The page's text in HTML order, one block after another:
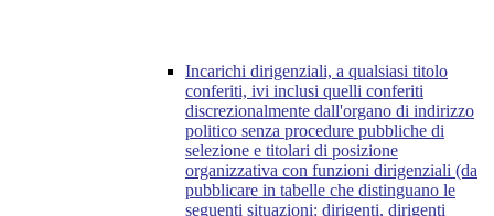
Incarichi dirigenziali, a qualsiasi titolo
conferiti, ivi inclusi quelli conferiti
discrezionalmente dall'organo di indirizzo
politico senza procedure pubbliche di
selezione e titolari di posizione
organizzativa con funzioni dirigenziali (da
pubblicare in tabelle che distinguano le
seguenti situazioni: dirigenti, dirigenti